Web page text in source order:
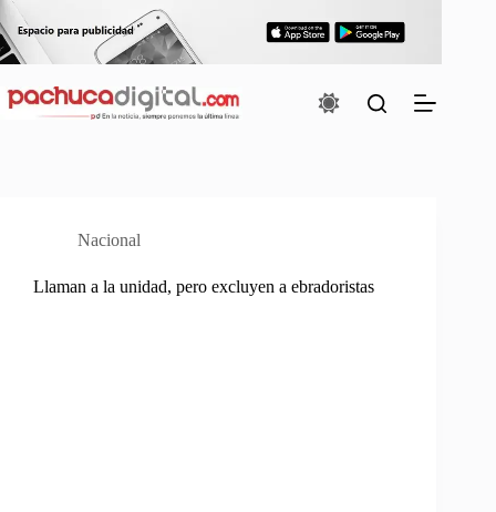
Saltar
al
contenido
Nacional
Llaman a la unidad, pero excluyen a ebradoristas